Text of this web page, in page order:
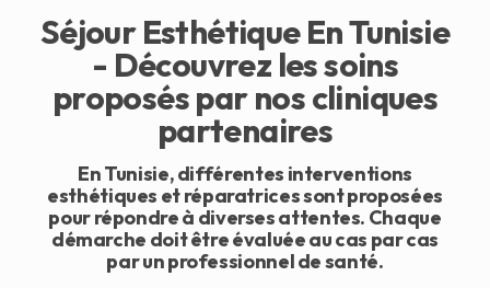
Séjour Esthétique En Tunisie
- Découvrez les soins
proposés par nos cliniques
partenaires
En Tunisie, différentes interventions
esthétiques et réparatrices sont proposées
pour répondre à diverses attentes. Chaque
démarche doit être évaluée au cas par cas
par un professionnel de santé.